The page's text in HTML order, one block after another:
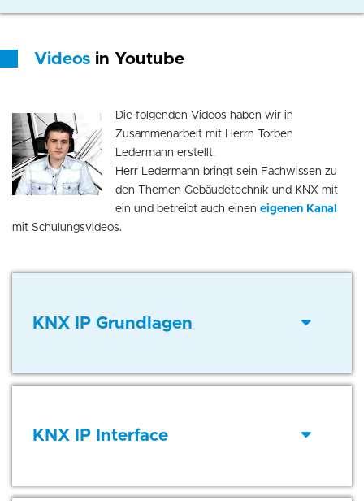
Videos in Youtube
Die folgenden Videos haben wir in
Zusammenarbeit mit Herrn Torben
Ledermann erstellt.
Herr Ledermann bringt sein Fachwissen zu
den Themen Gebäudetechnik und KNX mit
ein und betreibt auch einen eigenen Kanal
mit Schulungsvideos.
KNX IP Grundlagen
KNX IP Interface